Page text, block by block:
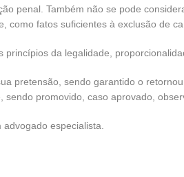
penal. Também não se pode
fatos suficientes à exclusão de
da legalidade,
pretensão, sendo garantido o
promovido, caso aprovado,
especialista.